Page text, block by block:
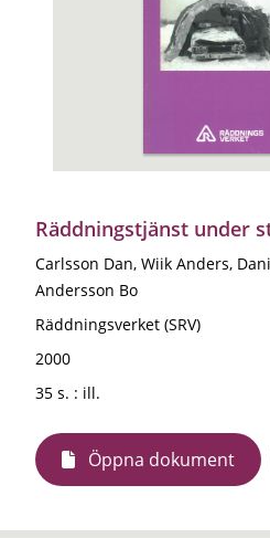
Räddningstjänst under
Carlsson Dan, Wiik Anders,
Andersson Bo
Räddningsverket (SRV)
2000
35 s. : ill.
Öppna dokument